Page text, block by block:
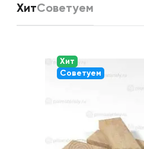
ХитСоветуем
Хит
Советуем